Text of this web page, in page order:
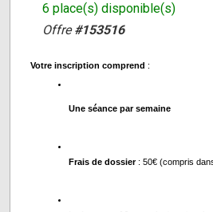
6 place(s) disponible(s)
Offre#153516
Votre inscription comprend :
Une séance par semaine
Frais de dossier : 50€ (compris